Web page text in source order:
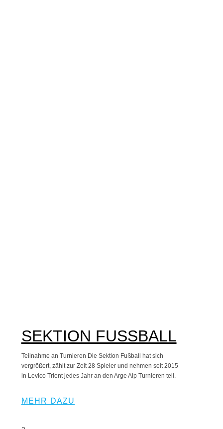
SEKTION FUSSBALL
Teilnahme an Turnieren Die Sektion Fußball hat sich
vergrößert, zählt zur Zeit 28 Spieler und nehmen seit 2015
in Levico Trient jedes Jahr an den Arge Alp Turnieren teil.
MEHR DAZU